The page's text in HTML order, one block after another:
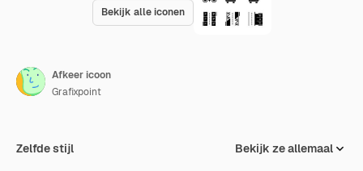
Bekijk alle iconen
Afkeer icoon
Grafixpoint
Zelfde stijl Bekijk ze allemaal